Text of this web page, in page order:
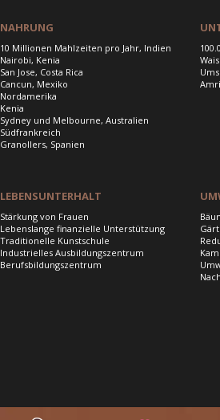
NAHRUNG
10 Millionen Mahlzeiten pro Jahr, Indien
Nairobi, Kenia
San Jose, Costa Rica
Cancun, Mexiko
Nordamerika
Kenia
Sydney und Melbourne, Australien
Südfrankreich
Granollers, Spanien
LEBENSUNTERHALT
Stärkung von Frauen
Lebenslange finanzielle Unterstützung
Traditionelle Kunstschule
Industrielles Ausbildungszentrum
Berufsbildungszentrum